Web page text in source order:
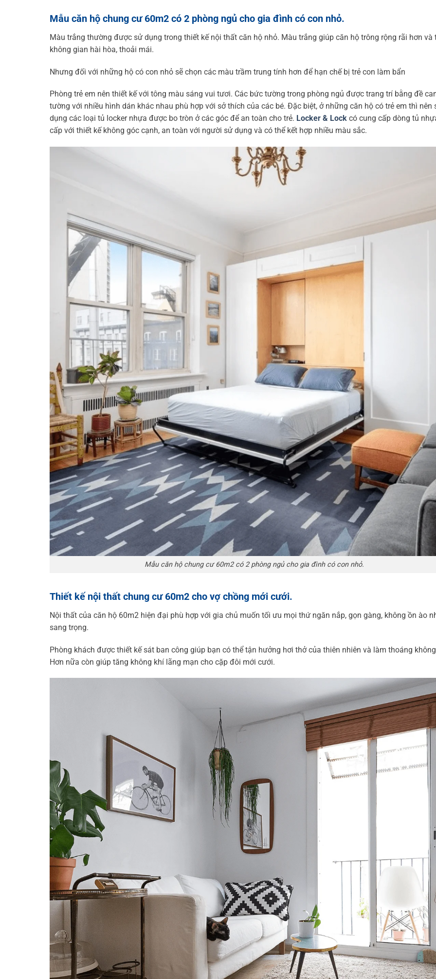
Mẫu căn hộ chung cư 60m2 có 2 phòng ngủ cho gia đình có con nhỏ.
Màu trắng thường được sử dụng trong thiết kế nội thất căn hộ nhỏ. Màu trắng giúp căn hộ trông rộng rãi hơn và
không gian hài hòa, thoải mái.
Nhưng đối với những hộ có con nhỏ sẽ chọn các màu trầm trung tính hơn để hạn chế bị trẻ con làm bẩn
Phòng trẻ em nên thiết kế với tông màu sáng vui tươi. Các bức tường trong phòng ngủ được trang trí bằng đề
tường với nhiều hình dán khác nhau phù hợp với sở thích của các bé. Đặc biệt, ở những căn hộ có trẻ em thì nên
dụng các loại tủ locker nhựa được bo tròn ở các góc để an toàn cho trẻ. Locker & Lock có cung cấp dòng tủ
cấp với thiết kế không góc cạnh, an toàn với người sử dụng và có thể kết hợp nhiều màu sắc.
Mẫu căn hộ chung cư 60m2 có 2 phòng ngủ cho gia đình có con nhỏ.
Thiết kế nội thất chung cư 60m2 cho vợ chồng mới cưới.
Nội thất của căn hộ 60m2 hiện đại phù hợp với gia chủ muốn tối ưu mọi thứ ngăn nắp, gọn gàng, không ồn ào
sang trọng.
Phòng khách được thiết kế sát ban công giúp bạn có thể tận hưởng hơi thở của thiên nhiên và làm thoáng
Hơn nữa còn giúp tăng không khí lãng mạn cho cặp đôi mới cưới.